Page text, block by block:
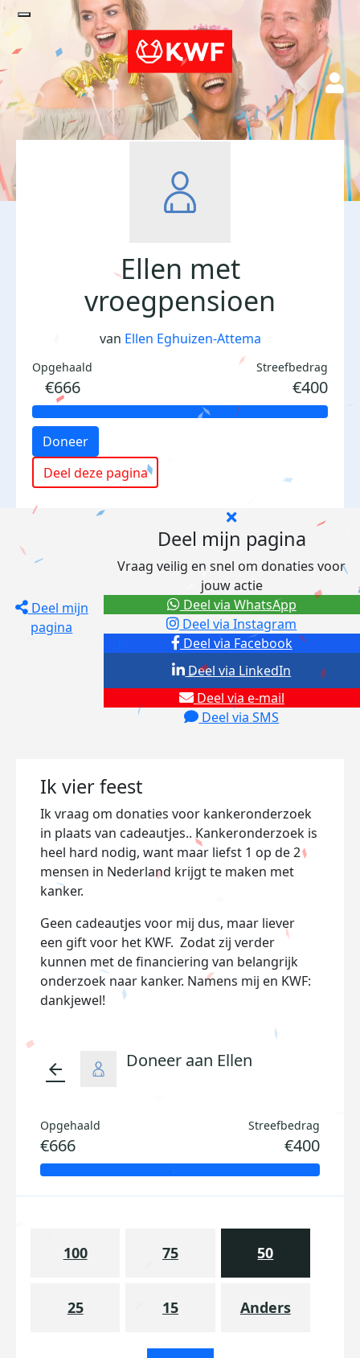
Ellen met
vroegpensioen
van Ellen Eghuizen-Attema
Opgehaald
€666
Streefbedrag
€400
Doneer
Deel deze pagina
Deel mijn
pagina
Deel mijn pagina
Vraag veilig en snel om donaties voor
jouw actie
Deel via Facebook
Deel via Instagram
Deel via e-mail
Deel via SMS
Deel via LinkedIn
Deel via WhatsApp
Ik vier feest
Ik vraag om donaties voor kankeronderzoek
in plaats van cadeautjes.. Kankeronderzoek is
heel hard nodig, want maar liefst 1 op de 2
mensen in Nederland krijgt te maken met
kanker.
Geen cadeautjes voor mij dus, maar liever
een gift voor het KWF. Zodat zij verder
kunnen met de financiering van belangrijk
onderzoek naar kanker. Namens mij en KWF:
dankjewel!
arrow_back Doneer aan Ellen
Opgehaald
€666
Streefbedrag
€400
100 75 50
25 15 Anders